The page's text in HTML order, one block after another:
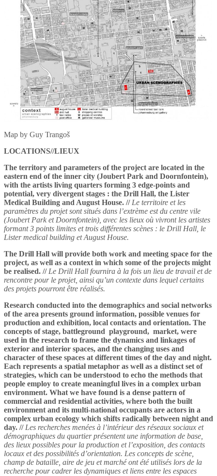
Map by Guy Trangoš
LOCATIONS//LIEUX
The territory and parameters of the project are located in the
eastern end of the inner city (Joubert Park and Doornfontein),
with the artists living quarters forming 3 edge-points and
potential, very divergent stages : the Drill Hall, the Lister
Medical Building and August House. // Le territoire et les
paramètres du projet sont situés dans l’extrème est du centre vile
(Joubert Park et Doornfontein), avec les lieux où vivront les artistes
formant 3 points limites et trois différentes scènes : le Drill Hall, le
Lister medical building et August House.
The Drill Hall will provide both work and meeting space for the
project, as well as a context in which some of the projects might
be realised. // Le Drill Hall fournira à la fois un lieu de travail et de
rencontre pour le projet, ainsi qu’un contexte dans lequel certains
des projets pourront être réalisés.
Research conducted into the demographics and social networks
of the area presents ground information, possible venues for
production and exhibition, local contacts and orientation. The
concepts of stage, battleground ­ playground, ­ market, were
used in the research to frame the dynamics and linkages of
exterior and interior spaces, and the changing uses and
character of these spaces at different times of the day and night.
Each represents a spatial metaphor as well as a distinct set of
strategies, which can be understood to echo the methods that
people employ to create meaningful lives in a complex urban
environment. What we have found is a dense pattern of
commercial and residential activities, where both the built
environment and its multi-national occupants are actors in a
complex urban ecology which shifts radically between night and
day. // Les recherches menées à l’intérieur des réseaux sociaux et
démographiques du quartier présentent une information de base,
des lieux possibles pour la production et l’exposition, des contacts
locaux et des possibilités d’orientation. Les concepts de scène,
champ de bataille, aire de jeu et marché ont été utilisés lors de la
recherche pour cadrer les dynamiques et liens entre les espaces